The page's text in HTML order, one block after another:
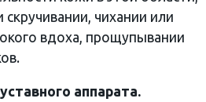
скручивании, чихании или
вдоха, прощупывании
аппарата.